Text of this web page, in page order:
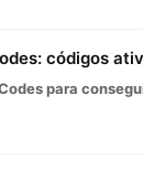
códigos
para